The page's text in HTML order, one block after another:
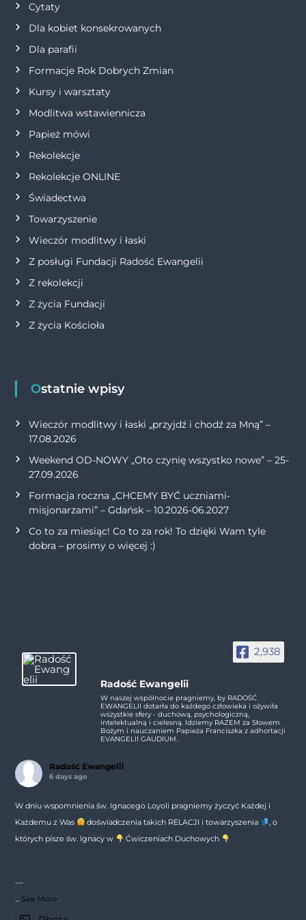
a
w
p
i
s
u
Cytaty
Dla kobiet konsekrowanych
Dla parafii
Formacje Rok Dobrych Zmian
Kursy i warsztaty
Modlitwa wstawiennicza
Papież mówi
Rekolekcje
Rekolekcje ONLINE
Świadectwa
Towarzyszenie
Wieczór modlitwy i łaski
Z posługi Fundacji Radość Ewangelii
Z rekolekcji
Z życia Fundacji
Z życia Kościoła
Ostatnie wpisy
Wieczór modlitwy i łaski „przyjdź i chodź za Mną” –
17.08.2026
Weekend OD-NOWY „Oto czynię wszystko nowe” – 25-
27.09.2026
Formacja roczna „CHCEMY BYĆ uczniami-
misjonarzami” – Gdańsk – 10.2026-06.2027
Co to za miesiąc! Co to za rok! To dzięki Wam tyle
dobra – prosimy o więcej :)
2,938
Radość Ewangelii
W naszej wspólnocie pragniemy, by RADOŚĆ
EWANGELII dotarła do każdego człowieka i ożywiła
wszystkie sfery - duchową, psychologiczną,
intelektualną i cielesną. Idziemy RAZEM za Słowem
Bożym i nauczaniem Papieża Franciszka z adhortacji
EVANGELII GAUDIUM.
Radość Ewangelii
6 days ago
W dniu wspomnienia św. Ignacego Loyoli pragniemy życzyć Każdej i
Każdemu z Was
doświadczenia takich RELACJI i towarzyszenia
, o
których pisze św. Ignacy w
Ćwiczeniach Duchowych
---
See More